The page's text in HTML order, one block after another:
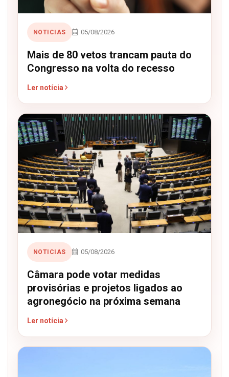
NOTICIAS 05/08/2026
Mais de 80 vetos trancam pauta do
Congresso na volta do recesso
Ler notícia
NOTICIAS 05/08/2026
Câmara pode votar medidas
provisórias e projetos ligados ao
agronegócio na próxima semana
Ler notícia